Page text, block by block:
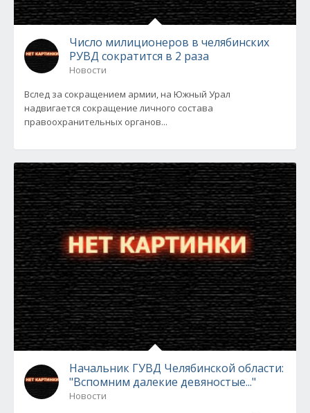
Число милиционеров в челябинских
РУВД сократится в 2 раза
Новости
Вслед за сокращением армии, на Южный Урал
надвигается сокращение личного состава
правоохранительных органов...
Начальник ГУВД Челябинской области:
"Вспомним далекие девяностые..."
Новости